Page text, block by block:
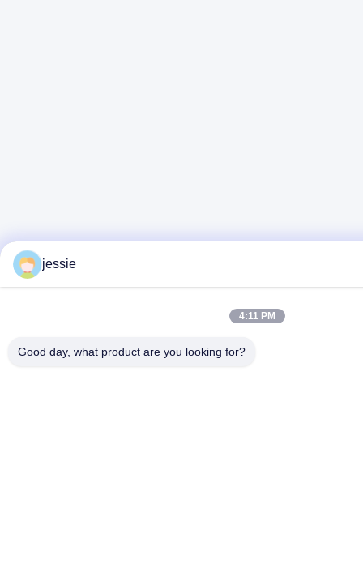
jessie
4:11 PM
Good day, what product are you looking for?